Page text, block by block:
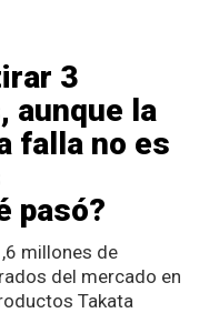
3
aunque la
falla no es
pasó?
millones de
del mercado en
Takata